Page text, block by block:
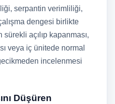
serpantin verimliliği,
dengesi birlikte
açılıp kapanması,
veya iç ünitede normal
incelenmesi
Düşüren